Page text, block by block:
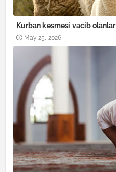
Kurban kesmesi vacib olanlar
May 25, 2026